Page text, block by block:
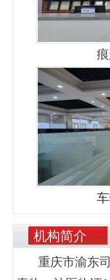
机构简介
重庆市渝东司